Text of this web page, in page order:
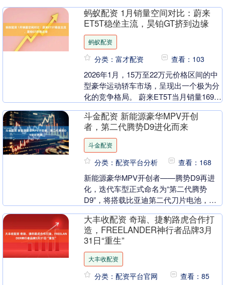
体验。绿能慧充作....
蚂蚁配资 1月销量空间对比：蔚来
ET5T稳坐主流，昊铂GT挤到边缘
蚂蚁配资
分类：富才配资 查看：103
2026年1月，15万至22万元价格区间的中
型豪华运动轿车市场，呈现出一个极为分
化的竞争格局。 蔚来ET5T当月销量1694
斗金配资 新能源豪华MPV开创
者，第二代腾势D9进化而来
斗金配资
分类：配资平台分析 查看：168
新能源豪华MPV开创者——腾势D9再进
化，迭代车型正式命名为“第二代腾势
D9”，将搭载比亚迪第二代刀片电池，带
多3分钟”....
大丰收配资 奇瑞、捷豹路虎合作打
造，FREELANDER神行者品牌3月
31日“重生”
大丰收配资
分类：配资平台官网 查看：85